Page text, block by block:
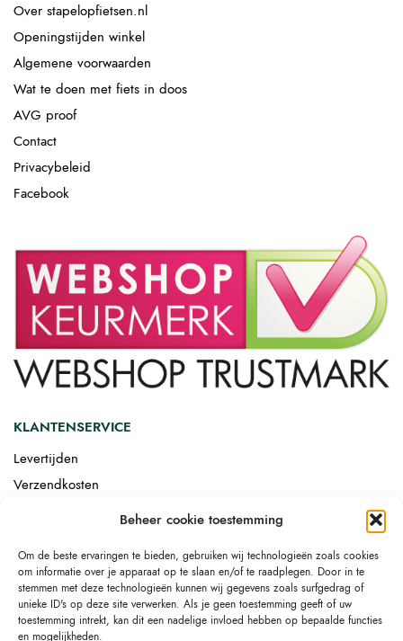
Beheer cookie toestemming
Om de beste ervaringen te bieden, gebruiken wij technologieën zoals cookies
om informatie over je apparaat op te slaan en/of te raadplegen. Door in te
stemmen met deze technologieën kunnen wij gegevens zoals surfgedrag of
unieke ID's op deze site verwerken. Als je geen toestemming geeft of uw
toestemming intrekt, kan dit een nadelige invloed hebben op bepaalde functies
en mogelijkheden.
Over stapelopfietsen.nl
Openingstijden winkel
Algemene voorwaarden
Wat te doen met fiets in doos
AVG proof
Contact
Privacybeleid
Facebook
KLANTENSERVICE
Levertijden
Verzendkosten
Afgemonteerd laten bezorgen
Drop-shipping
Link building